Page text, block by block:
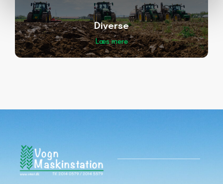
Diverse
Læs mere